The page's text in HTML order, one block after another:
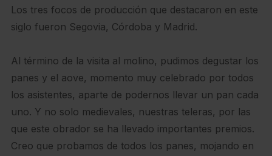
Los tres focos de producción que destacaron en este
siglo fueron Segovia, Córdoba y Madrid.
Al término de la visita al molino, pudimos degustar los
panes y el aove, momento muy celebrado por todos
los asistentes, aparte de podernos llevar un pan cada
uno. Y no solo medievales, nuestras teleras, por las
que este obrador se ha llevado importantes premios.
Creo que probamos de todos los panes, mojando en